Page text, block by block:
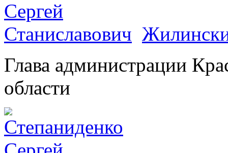
Глава администрации
области